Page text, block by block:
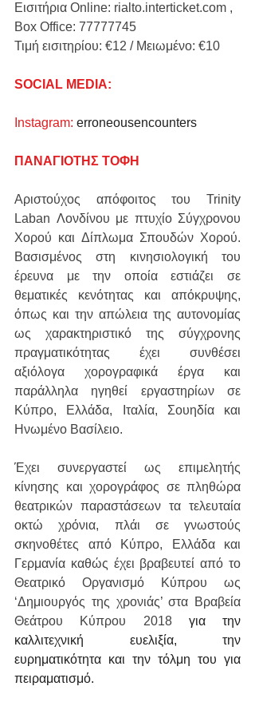
Eισιτήρια Online: rialto.interticket.com ,
Box Office: 77777745
Τιμή εισιτηρίου: €12 / Μειωμένο: €10
SOCIAL MEDIA:
Instagram: erroneousencounters
ΠΑΝΑΓΙΟΤΗΣ ΤΟΦΗ
Αριστούχος απόφοιτος του Trinity
Laban Λονδίνου με πτυχίο Σύγχρονου
Χορού και Δίπλωμα Σπουδών Χορού.
Βασισμένος στη κινησιολογική του
έρευνα με την οποία εστιάζει σε
θεματικές κενότητας και απόκρυψης,
όπως και την απώλεια της αυτονομίας
ως χαρακτηριστικό της σύγχρονης
πραγματικότητας έχει συνθέσει
αξιόλογα χορογραφικά έργα και
παράλληλα ηγηθεί εργαστηρίων σε
Κύπρο, Ελλάδα, Ιταλία, Σουηδία και
Ηνωμένο Βασίλειο.
Έχει συνεργαστεί ως επιμελητής
κίνησης και χορογράφος σε πληθώρα
θεατρικών παραστάσεων τα τελευταία
οκτώ χρόνια, πλάι σε γνωστούς
σκηνοθέτες από Κύπρο, Ελλάδα και
Γερμανία καθώς έχει βραβευτεί από το
Θεατρικό Οργανισμό Κύπρου ως
‘Δημιουργός της χρονιάς’ στα Βραβεία
Θεάτρου Κύπρου 2018 για την
καλλιτεχνική ευελιξία, την
ευρηματικότητα και την τόλμη του για
πειραματισμό.